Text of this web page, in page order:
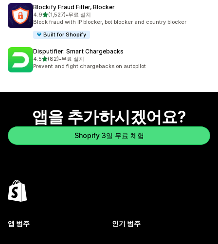
Blockify Fraud Filter, Blocker
4.9별 5개 중
(1,527)
총 리뷰 1527개
•무료 설치
Block fraud with IP blocker, bot blocker and country blocker
Built for Shopify
Disputifier: Smart Chargebacks
4.5별 5개 중
(82)
총 리뷰 82개
•무료 설치
Prevent and fight chargebacks on autopilot
앱을 추가하시겠어요?
Shopify 3일 무료 체험
앱 범주 인기 범주